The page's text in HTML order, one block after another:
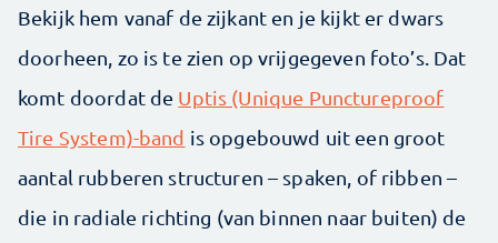
Bekijk hem vanaf de zijkant en je kijkt er dwars
doorheen, zo is te zien op vrijgegeven foto’s. Dat
komt doordat de Uptis (Unique Punctureproof
Tire System)-band is opgebouwd uit een groot
aantal rubberen structuren – spaken, of ribben –
die in radiale richting (van binnen naar buiten) de